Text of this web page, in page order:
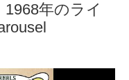
年のライ